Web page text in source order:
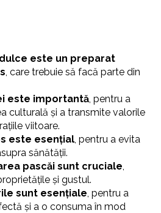
este un preparat
, care trebuie să facă parte din
este importantă , pentru a
culturală și a transmite valorile
viitoare.
este esențial , pentru a evita
sănătății.
pascăi sunt cruciale
și gustul.
sunt esențiale , pentru a
și a o consuma în mod